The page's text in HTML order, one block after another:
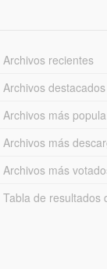
Archivos recientes
Archivos destacados
Archivos más
Archivos más
Archivos más
Tabla de resultados